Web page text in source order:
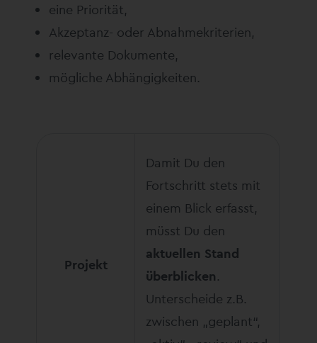
eine Priorität,
Akzeptanz- oder Abnahmekriterien,
relevante Dokumente,
mögliche Abhängigkeiten.
Projekt
Damit Du den
Fortschritt stets mit
einem Blick erfasst,
müsst Du den
aktuellen Stand
überblicken.
Unterscheide z.B.
zwischen „geplant“,